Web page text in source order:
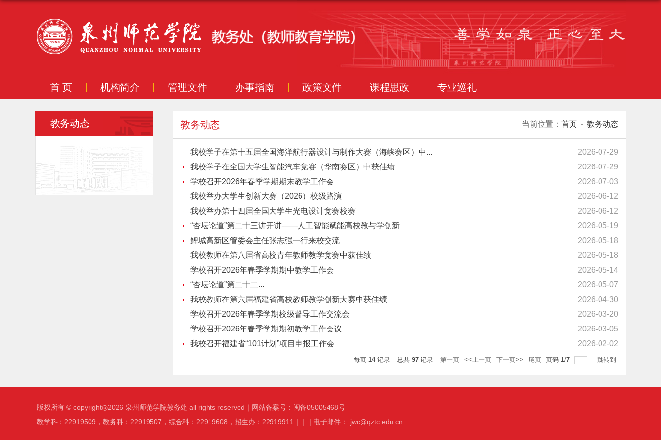
首 页 机构简介 管理文件 办事指南 政策文件 课程思政 专业巡礼
教务动态 当前位置： 首页 教务动态
教务动态
我校学子在第十五届全国海洋航行器设计与制作大赛（海峡赛区）中...
2026-07-29
我校学子在全国大学生智能汽车竞赛（华南赛区）中获佳绩
2026-07-29
学校召开2026年春季学期期末教学工作会
2026-07-03
我校举办大学生创新大赛（2026）校级路演
2026-06-12
我校举办第十四届全国大学生光电设计竞赛校赛
2026-06-12
“杏坛论道”第二十三讲开讲——人工智能赋能高校教与学创新
2026-05-19
鲤城高新区管委会主任张志强一行来校交流
2026-05-18
我校教师在第八届省高校青年教师教学竞赛中获佳绩
2026-05-18
学校召开2026年春季学期期中教学工作会
2026-05-14
“杏坛论道”第二十二...
2026-05-07
我校教师在第六届福建省高校教师教学创新大赛中获佳绩
2026-04-30
学校召开2026年春季学期校级督导工作交流会
2026-03-20
学校召开2026年春季学期期初教学工作会议
2026-03-05
我校召开福建省“101计划”项目申报工作会
2026-02-02
每页 14记录 总共 97 记录 第一页 <<上一页 下一页>> 尾页 页码 1/7 跳转到
版权所有 © copyright◎2026 泉州师范学院教务处 all rights reserved｜网站备案号：闽备05005468号
教学科：22919509，教务科：22919507，综合科：22919608，招生办：22919911｜ |
| 电子邮件： jwc@qztc.edu.cn